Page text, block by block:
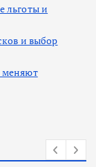
льготы и
и выбор
меняют